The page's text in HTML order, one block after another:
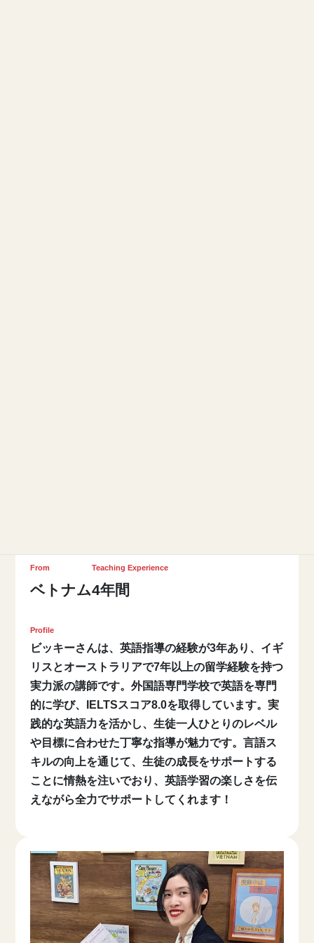
From
ベトナム
Teaching Experience
4年間
Profile
ビッキーさんは、英語指導の経験が3年あり、イギ
リスとオーストラリアで7年以上の留学経験を持つ
実力派の講師です。外国語専門学校で英語を専門
的に学び、IELTSスコア8.0を取得しています。実
践的な英語力を活かし、生徒一人ひとりのレベル
や目標に合わせた丁寧な指導が魅力です。言語ス
キルの向上を通じて、生徒の成長をサポートする
ことに情熱を注いでおり、英語学習の楽しさを伝
えながら全力でサポートしてくれます！